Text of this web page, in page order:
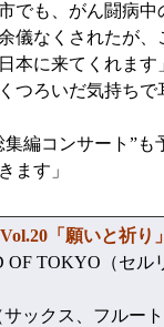
も、がん闘病
なくされたが
本に来てくれま
ろいだ気持ちで
編コンサート”
ます」
「願いと祈り
TOKYO（セル
ックス、フルー